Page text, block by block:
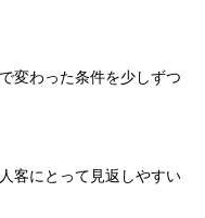
変わった条件を少しずつ
客にとって見返しやすい